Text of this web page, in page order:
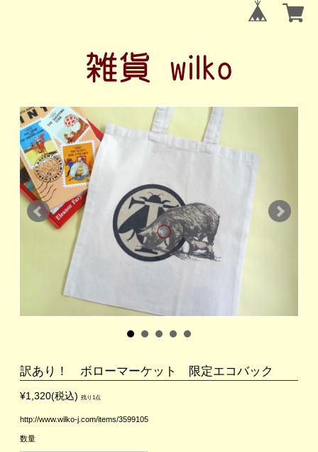
訳あり！ ボローマーケット 限定エコバック
¥1,320(税込) 残り1点
http://www.wilko-j.com/items/3599105
数量